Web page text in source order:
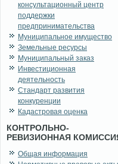
консультационный центр
поддержки
предпринимательства
Муниципальное имущество
Земельные ресурсы
Муниципальный заказ
Инвестиционная
деятельность
Стандарт развития
конкуренции
Кадастровая оценка
КОНТРОЛЬНО-
РЕВИЗИОННАЯ
Общая информация